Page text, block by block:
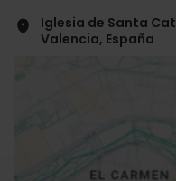
Iglesia de Santa
Valencia, España